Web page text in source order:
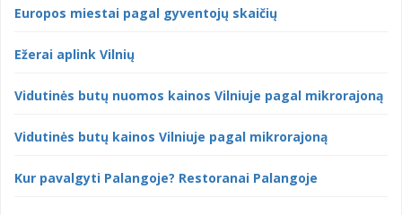
Europos miestai pagal gyventojų skaičių
Ežerai aplink Vilnių
Vidutinės butų nuomos kainos Vilniuje pagal mikrorajoną
Vidutinės butų kainos Vilniuje pagal mikrorajoną
Kur pavalgyti Palangoje? Restoranai Palangoje